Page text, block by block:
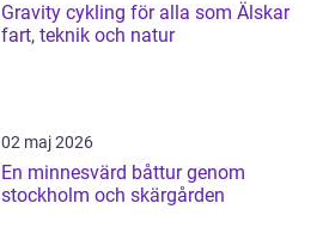
Gravity cykling för alla som Älskar
fart, teknik och natur
02 maj 2026
En minnesvärd båttur genom
stockholm och skärgården